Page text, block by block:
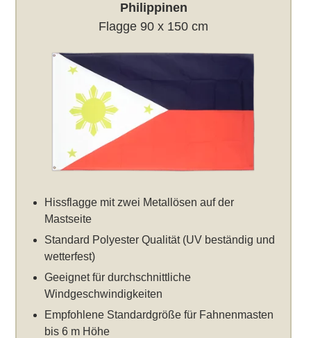
Philippinen
Flagge 90 x 150 cm
Hissflagge mit zwei Metallösen auf der
Mastseite
Standard Polyester Qualität (UV beständig und
wetterfest)
Geeignet für durchschnittliche
Windgeschwindigkeiten
Empfohlene Standardgröße für Fahnenmasten
bis 6 m Höhe